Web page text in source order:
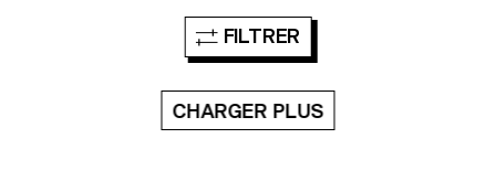
diriger après leurs études. Cet
exercice libre leur a permis de
s'exprimer sur le sujet de leur
de mobilité, d’objets connectés
ou tant d‘autres possibles,
chaque sujet traité avec sérieux
Bachelor Design Industriel.
FILTRER
CHARGER PLUS